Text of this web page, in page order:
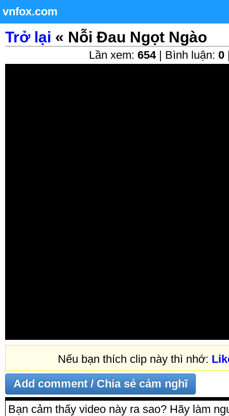
vnfox.com
Trở lại « Nỗi Đau Ngọt Ngào
Lần xem: 654| Bình luận: 0
Nếu bạn thích clip này thì nhớ:
Bạn cảm thấy video này ra sao? Hãy làm